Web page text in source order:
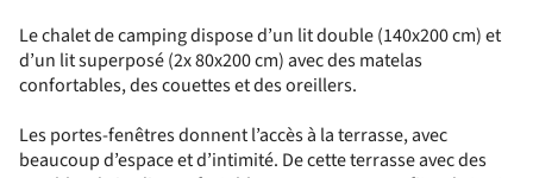
Le chalet de camping dispose d’un lit double (140x200 cm) et
d’un lit superposé (2x 80x200 cm) avec des matelas
confortables, des couettes et des oreillers.
Les portes-fenêtres donnent l’accès à la terrasse, avec
beaucoup d’espace et d’intimité. De cette terrasse avec des